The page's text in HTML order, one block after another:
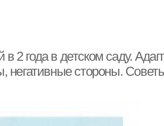
2 года в детском саду.
негативные стороны.